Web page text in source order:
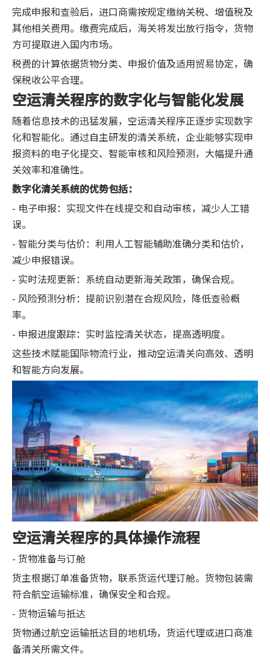
完成申报和查验后，进口商需按规定缴纳关税、增值税及
其他相关费用。缴费完成后，海关将发出放行指令，货物
方可提取进入国内市场。
税费的计算依据货物分类、申报价值及适用贸易协定，确
保税收公平合理。
空运清关程序的数字化与智能化发展
随着信息技术的迅猛发展，空运清关程序正逐步实现数字
化和智能化。通过自主研发的清关系统，企业能够实现申
报资料的电子化提交、智能审核和风险预测，大幅提升通
关效率和准确性。
数字化清关系统的优势包括：
- 电子申报：实现文件在线提交和自动审核，减少人工错
误。
- 智能分类与估价：利用人工智能辅助准确分类和估价，
减少申报错误。
- 实时法规更新：系统自动更新海关政策，确保合规。
- 风险预测分析：提前识别潜在合规风险，降低查验概
率。
- 申报进度跟踪：实时监控清关状态，提高透明度。
这些技术赋能国际物流行业，推动空运清关向高效、透明
和智能方向发展。
空运清关程序的具体操作流程
- 货物准备与订舱
货主根据订单准备货物，联系货运代理订舱。货物包装需
符合航空运输标准，确保安全和合规。
- 货物运输与抵达
货物通过航空运输抵达目的地机场，货运代理或进口商准
备清关所需文件。